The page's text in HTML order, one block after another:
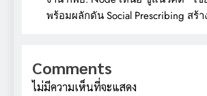
พร้อมผลักดัน Social Prescribing สร้
Comments
ไม่มีความเห็นที่จะแสดง